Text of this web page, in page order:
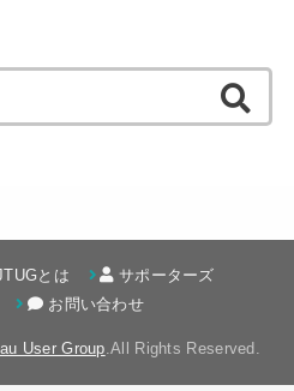
索:
とは
サポーターズ
お問い合わせ
User Group.All Rights Reserved.